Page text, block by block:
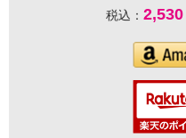
税込： 2,530